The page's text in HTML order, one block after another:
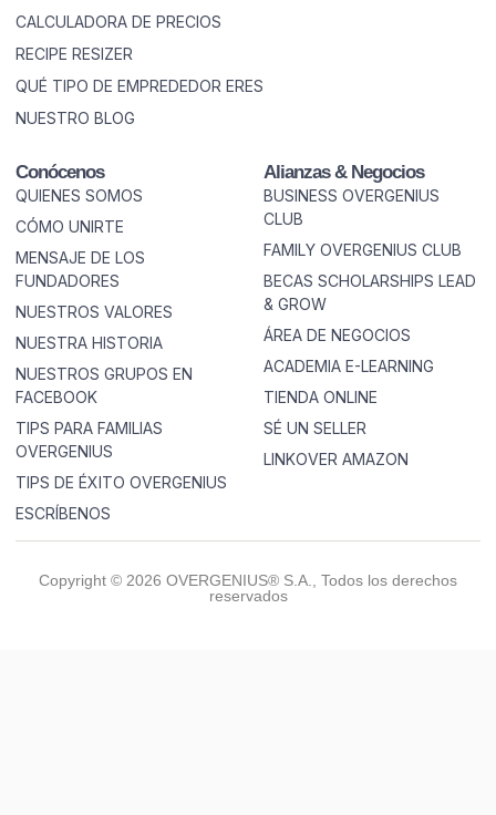
CALCULADORA DE PRECIOS
RECIPE RESIZER
QUÉ TIPO DE EMPREDEDOR ERES
NUESTRO BLOG
Conócenos
QUIENES SOMOS
CÓMO UNIRTE
MENSAJE DE LOS
FUNDADORES
NUESTROS VALORES
NUESTRA HISTORIA
NUESTROS GRUPOS EN
FACEBOOK
TIPS PARA FAMILIAS
OVERGENIUS
TIPS DE ÉXITO OVERGENIUS
ESCRÍBENOS
Alianzas & Negocios
BUSINESS OVERGENIUS
CLUB
FAMILY OVERGENIUS CLUB
BECAS SCHOLARSHIPS LEAD
& GROW
ÁREA DE NEGOCIOS
ACADEMIA E-LEARNING
TIENDA ONLINE
SÉ UN SELLER
LINKOVER AMAZON
Copyright © 2026 OVERGENIUS® S.A., Todos los derechos
reservados